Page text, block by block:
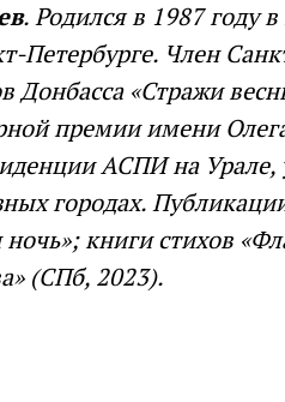
. Родился в 1987 году
Петербурге. Член
Донбасса «Стражи
премии имени
АСПИ на
городах.
книги стихов
(СПб, 2023).